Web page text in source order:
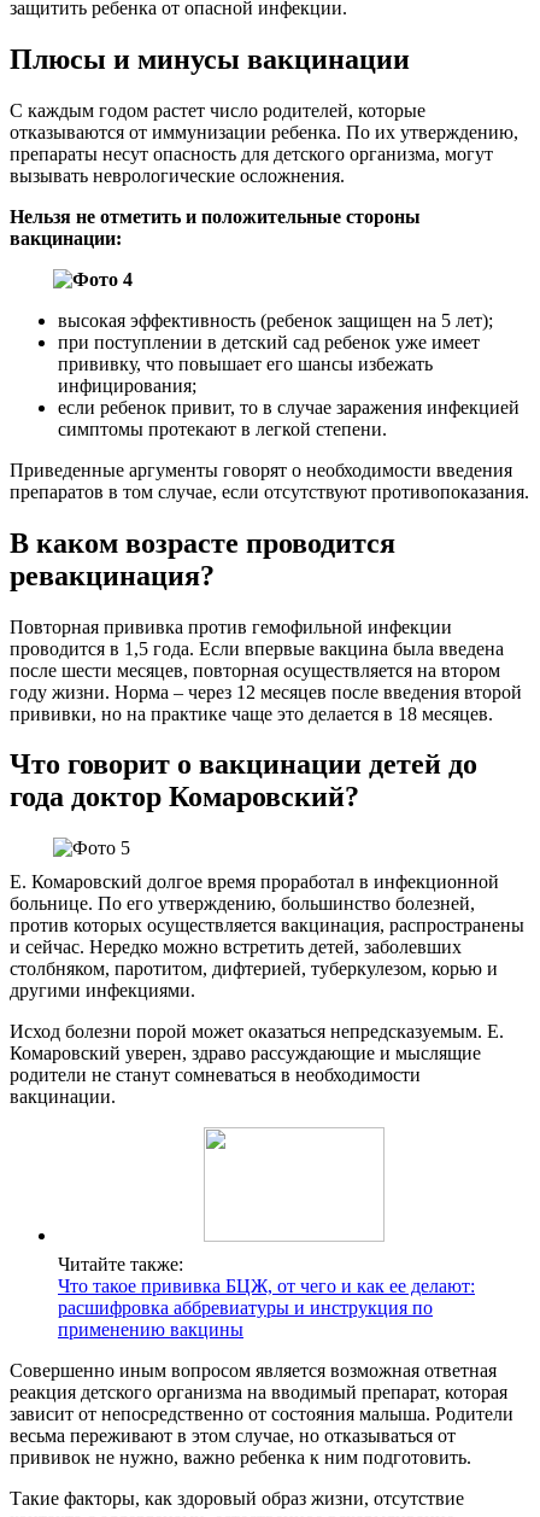
защитить ребенка от опасной инфекции.
Плюсы и минусы вакцинации
С каждым годом растет число родителей, которые
отказываются от иммунизации ребенка. По их утверждению,
препараты несут опасность для детского организма, могут
вызывать неврологические осложнения.
Нельзя не отметить и положительные стороны
вакцинации:
высокая эффективность (ребенок защищен на 5 лет);
при поступлении в детский сад ребенок уже имеет
прививку, что повышает его шансы избежать
инфицирования;
если ребенок привит, то в случае заражения инфекцией
симптомы протекают в легкой степени.
Приведенные аргументы говорят о необходимости введения
препаратов в том случае, если отсутствуют противопоказания.
В каком возрасте проводится
ревакцинация?
Повторная прививка против гемофильной инфекции
проводится в 1,5 года. Если впервые вакцина была введена
после шести месяцев, повторная осуществляется на втором
году жизни. Норма – через 12 месяцев после введения второй
прививки, но на практике чаще это делается в 18 месяцев.
Что говорит о вакцинации детей до
года доктор Комаровский?
Е. Комаровский долгое время проработал в инфекционной
больнице. По его утверждению, большинство болезней,
против которых осуществляется вакцинация, распространены
и сейчас. Нередко можно встретить детей, заболевших
столбняком, паротитом, дифтерией, туберкулезом, корью и
другими инфекциями.
Исход болезни порой может оказаться непредсказуемым. Е.
Комаровский уверен, здраво рассуждающие и мыслящие
родители не станут сомневаться в необходимости
вакцинации.
Читайте также:
Что такое прививка БЦЖ, от чего и как ее делают:
расшифровка аббревиатуры и инструкция по
применению вакцины
Совершенно иным вопросом является возможная ответная
реакция детского организма на вводимый препарат, которая
зависит от непосредственно от состояния малыша. Родители
весьма переживают в этом случае, но отказываться от
прививок не нужно, важно ребенка к ним подготовить.
Такие факторы, как здоровый образ жизни, отсутствие